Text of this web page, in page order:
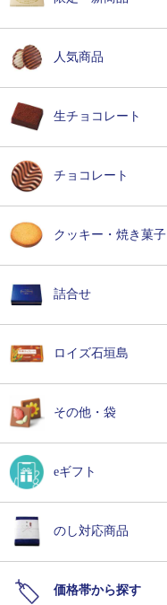
人気商品
生チョコレート
チョコレート
クッキー・焼き菓子
詰合せ
ロイズ石垣島
その他・袋
eギフト
のし対応商品
価格帯から探す